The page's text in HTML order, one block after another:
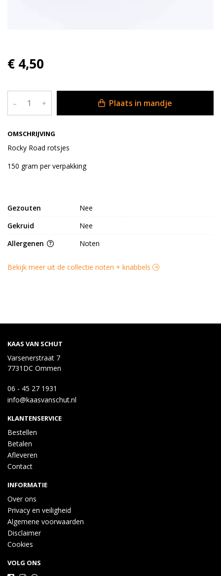
OMSCHRIJVING
Rocky Road rotsjes
150 gram per verpakking
€ 4,50
– + Plaats in mandje
Gezouten
Nee
Gekruid
Nee
Allergenen
Noten
Bekijk meer uit de collectie noten + knabbels
KAAS VAN SCHUT
Varsenerstraat 7
7731DC Ommen
06 - 45 27 1931
info@kaasvanschut.nl
KLANTENSERVICE
Bestellen
Betalen
Afleveren
Contact
INFORMATIE
Over ons
Privacy en veiligheid
Algemene voorwaarden
Disclaimer
Cookies
VOLG ONS